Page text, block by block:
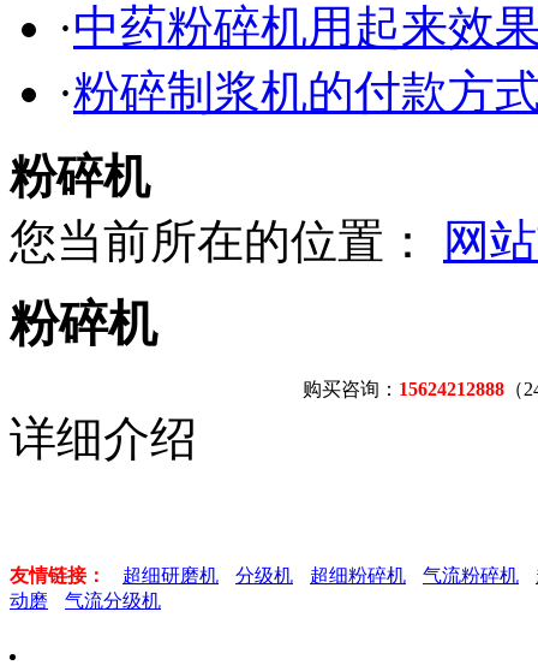
·中药粉碎机用起来效
·粉碎制浆机的付款方
粉碎机
您当前所在的位置：
网
粉碎机
购买咨询： 15624212888 （
详细介绍
友情链接： 超细研磨机 分级机 超细粉碎机 气流粉碎机
动磨
气流分级机